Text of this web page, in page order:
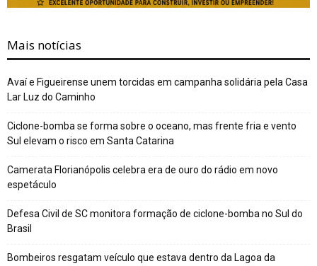
Mais notícias
Avaí e Figueirense unem torcidas em campanha solidária pela Casa
Lar Luz do Caminho
Ciclone-bomba se forma sobre o oceano, mas frente fria e vento
Sul elevam o risco em Santa Catarina
Camerata Florianópolis celebra era de ouro do rádio em novo
espetáculo
Defesa Civil de SC monitora formação de ciclone-bomba no Sul do
Brasil
Bombeiros resgatam veículo que estava dentro da Lagoa da